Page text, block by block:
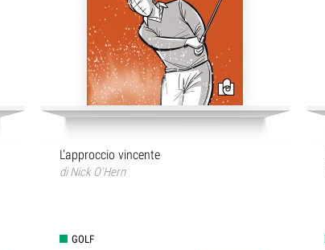
L'approccio vincente
diNick O'Hern
GOLF